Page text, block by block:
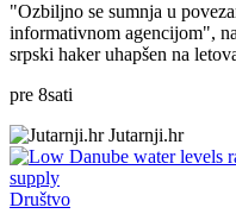
"Ozbiljno se sumnja u
informativnom agencijom",
srpski haker uhapšen na
pre 8sati
Jutarnji.hr
Društvo